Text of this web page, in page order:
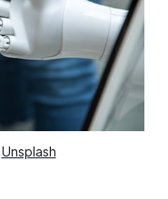
Unsplash